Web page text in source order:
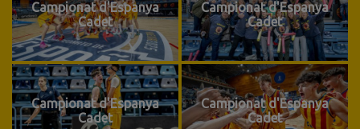
Campionat d'Espanya
Cadet
Campionat d'Espanya
Cadet
Campionat d'Espanya
Cadet
Campionat d'Espanya
Cadet